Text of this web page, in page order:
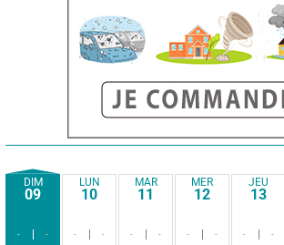
DIM
09
- -
LUN
10
- -
MAR
11
- -
MER
12
- -
JEU
13
- -